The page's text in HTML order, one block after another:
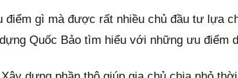
điểm gì mà được rất nhiều chủ đầu tư lựa
Quốc Bảo tìm hiểu với những ưu điểm